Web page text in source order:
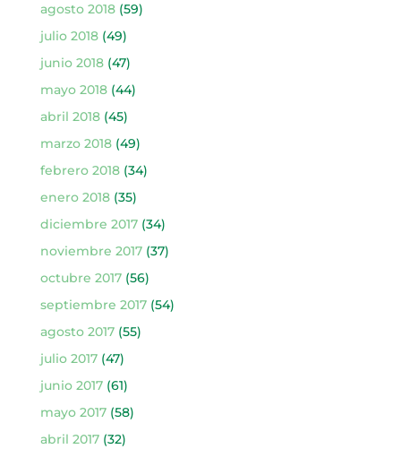
agosto 2018(59)
julio 2018(49)
junio 2018(47)
mayo 2018(44)
abril 2018(45)
marzo 2018(49)
febrero 2018(34)
enero 2018(35)
diciembre 2017(34)
noviembre 2017(37)
octubre 2017(56)
septiembre 2017(54)
agosto 2017(55)
julio 2017(47)
junio 2017(61)
mayo 2017(58)
abril 2017(32)